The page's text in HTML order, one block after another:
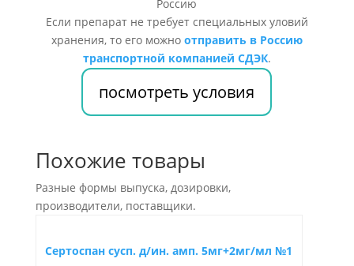
Если препарат не требует специальных уловий
хранения, то его можно отправить в Россию
транспортной компанией СДЭК.
посмотреть условия
Похожие товары
Разные формы выпуска, дозировки,
производители, поставщики.
Сертоспан сусп. д/ин. амп. 5мг+2мг/мл №1